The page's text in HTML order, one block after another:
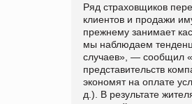
Ряд страховщиков
клиентов и продажи
прежнему занимает
мы наблюдаем
случаев», — сообщил
представительств
экономят на оплате
д.). В результате